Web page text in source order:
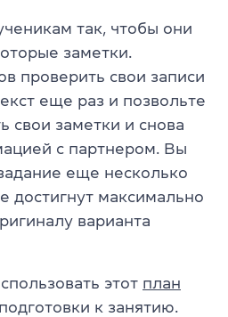
так, чтобы они
заметки.
проверить свои записи
еще раз и позвольте
свои заметки и снова
с партнером. Вы
еще несколько
достигнут максимально
варианта
этот план
к занятию.